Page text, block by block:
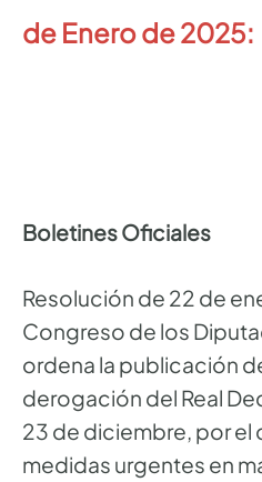
de Enero de 2025:
Boletines Oficiales
Resolución de 22 de
Congreso de los
ordena la publicación
derogación del Real
23 de diciembre, por el
medidas urgentes en